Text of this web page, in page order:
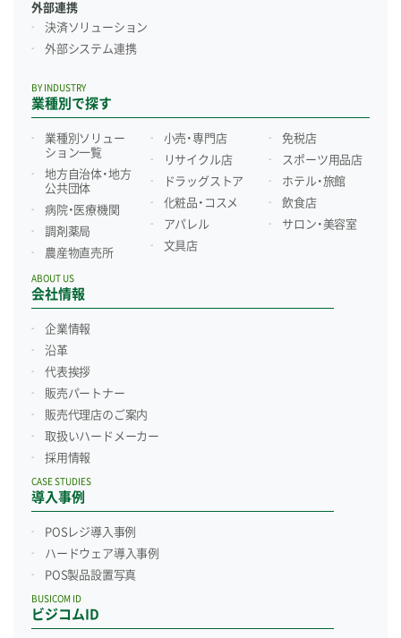
外部連携
決済ソリューション
外部システム連携
業種別で探す
BY INDUSTRY
業種別ソリュー
ション一覧
地方自治体・地方
公共団体
病院・医療機関
調剤薬局
農産物直売所
小売・専門店
リサイクル店
ドラッグストア
化粧品・コスメ
アパレル
文具店
免税店
スポーツ用品店
ホテル・旅館
飲食店
サロン・美容室
会社情報
ABOUT US
企業情報
沿革
代表挨拶
販売パートナー
販売代理店のご案内
取扱いハードメーカー
採用情報
導入事例
CASE STUDIES
POSレジ導入事例
ハードウェア導入事例
POS製品設置写真
ビジコムID
BUSICOM ID